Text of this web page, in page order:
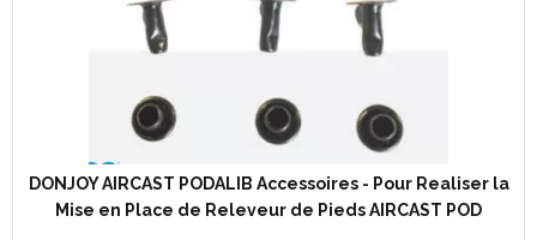
DONJOY AIRCAST PODALIB Accessoires - Pour Realiser la
Mise en Place de Releveur de Pieds AIRCAST POD